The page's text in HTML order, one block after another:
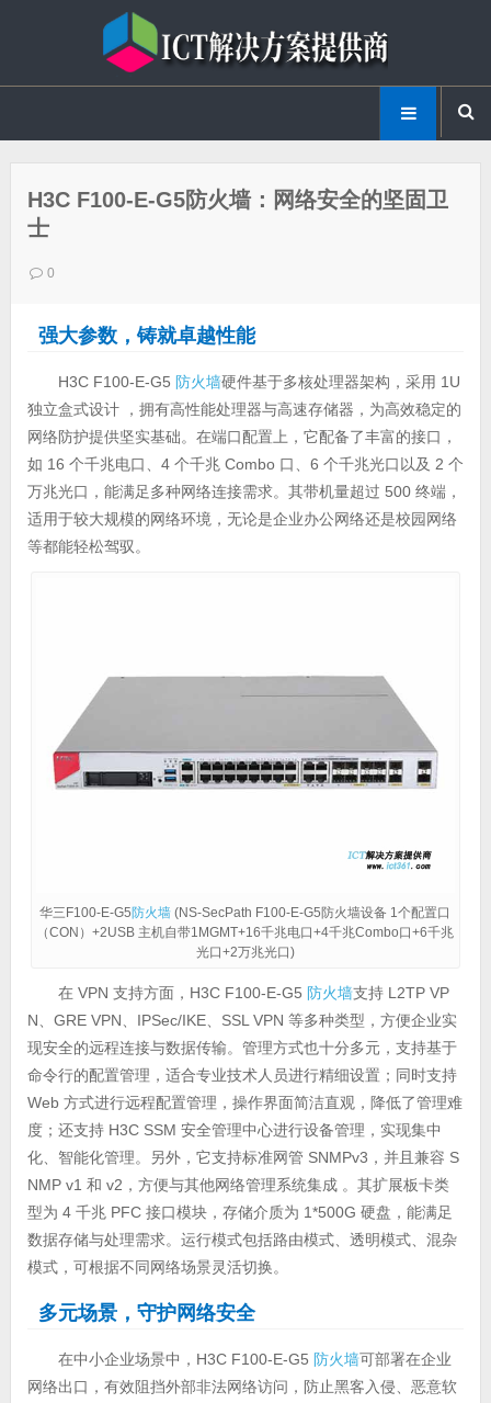
H3C F100-E-G5防火墙：网络安全的坚固卫
士
0
强大参数，铸就卓越性能
H3C F100-E-G5 防火墙硬件基于多核处理器架构，采用 1U
独立盒式设计 ，拥有高性能处理器与高速存储器，为高效稳定的
网络防护提供坚实基础。在端口配置上，它配备了丰富的接口，
如 16 个千兆电口、4 个千兆 Combo 口、6 个千兆光口以及 2 个
万兆光口，能满足多种网络连接需求。其带机量超过 500 终端，
适用于较大规模的网络环境，无论是企业办公网络还是校园网络
等都能轻松驾驭。
华三F100-E-G5防火墙 (NS-SecPath F100-E-G5防火墙设备 1个配置口
（CON）+2USB 主机自带1MGMT+16千兆电口+4千兆Combo口+6千兆
光口+2万兆光口)
在 VPN 支持方面，H3C F100-E-G5 防火墙支持 L2TP VP
N、GRE VPN、IPSec/IKE、SSL VPN 等多种类型，方便企业实
现安全的远程连接与数据传输。管理方式也十分多元，支持基于
命令行的配置管理，适合专业技术人员进行精细设置；同时支持
Web 方式进行远程配置管理，操作界面简洁直观，降低了管理难
度；还支持 H3C SSM 安全管理中心进行设备管理，实现集中
化、智能化管理。另外，它支持标准网管 SNMPv3，并且兼容 S
NMP v1 和 v2，方便与其他网络管理系统集成 。其扩展板卡类
型为 4 千兆 PFC 接口模块，存储介质为 1*500G 硬盘，能满足
数据存储与处理需求。运行模式包括路由模式、透明模式、混杂
模式，可根据不同网络场景灵活切换。
多元场景，守护网络安全
在中小企业场景中，H3C F100-E-G5 防火墙可部署在企业
网络出口，有效阻挡外部非法网络访问，防止黑客入侵、恶意软